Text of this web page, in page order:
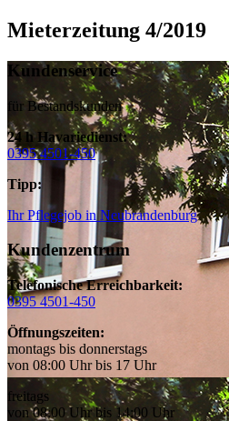
Mieterzeitung 4/2019
Kundenservice
für Bestandskunden
24 h Havariedienst:
0395 4501-450
Tipp:
Ihr Pflegejob in Neubrandenburg
Kundenzentrum
Telefonische Erreichbarkeit:
0395 4501-450
Öffnungszeiten:
montags bis donnerstags
von 08:00 Uhr bis 17 Uhr
freitags
von 08:00 Uhr bis 14:00 Uhr